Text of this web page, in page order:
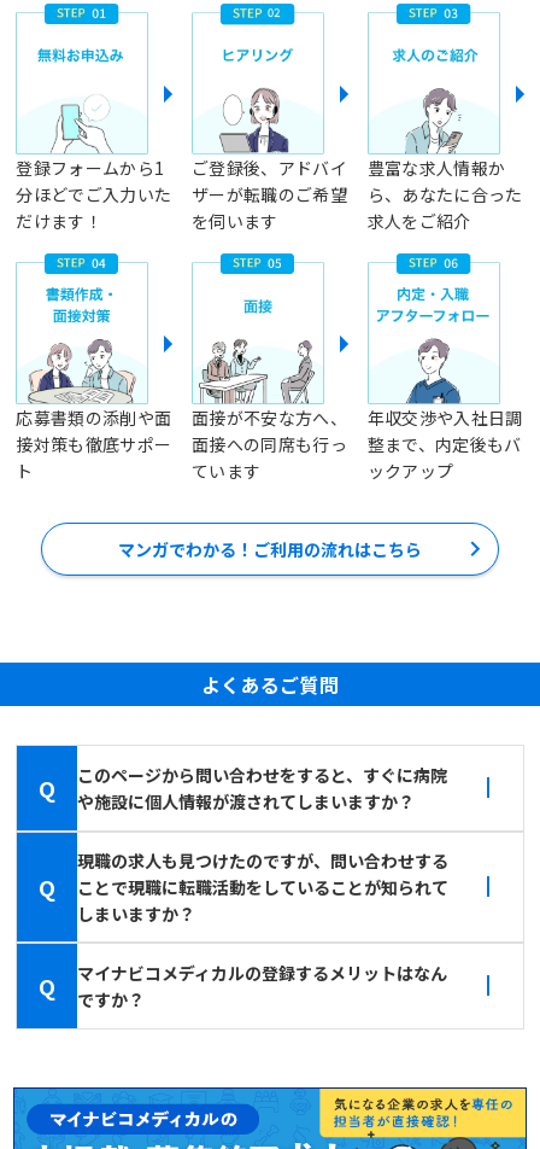
登録フォームから1
分ほどでご入力いた
だけます！
ご登録後、アドバイ
ザーが転職のご希望
を伺います
豊富な求人情報か
ら、あなたに合った
求人をご紹介
応募書類の添削や面
接対策も徹底サポー
ト
面接が不安な方へ、
面接への同席も行っ
ています
年収交渉や入社日調
整まで、内定後もバ
ックアップ
マンガでわかる！ご利用の流れはこちら
よくあるご質問
Q
このページから問い合わせをすると、すぐに病院
や施設に個人情報が渡されてしまいますか？
Q
現職の求人も見つけたのですが、問い合わせする
ことで現職に転職活動をしていることが知られて
しまいますか？
Q
マイナビコメディカルの登録するメリットはなん
ですか？